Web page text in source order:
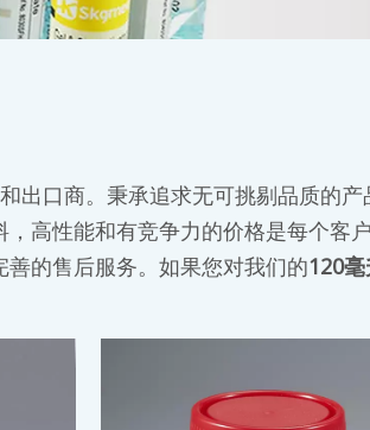
出口商。秉承追求无可挑剔品质的产
高性能和有竞争力的价格是每个客
的售后服务。如果您对我们的120